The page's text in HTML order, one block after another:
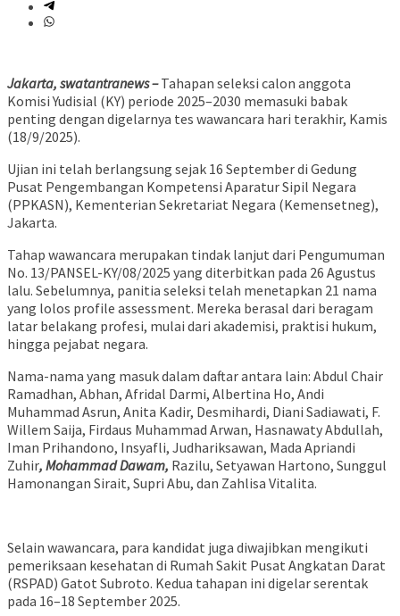
Jakarta, swatantranews – Tahapan seleksi calon anggota
Komisi Yudisial (KY) periode 2025–2030 memasuki babak
penting dengan digelarnya tes wawancara hari terakhir, Kamis
(18/9/2025).
Ujian ini telah berlangsung sejak 16 September di Gedung
Pusat Pengembangan Kompetensi Aparatur Sipil Negara
(PPKASN), Kementerian Sekretariat Negara (Kemensetneg),
Jakarta.
Tahap wawancara merupakan tindak lanjut dari Pengumuman
No. 13/PANSEL-KY/08/2025 yang diterbitkan pada 26 Agustus
lalu. Sebelumnya, panitia seleksi telah menetapkan 21 nama
yang lolos profile assessment. Mereka berasal dari beragam
latar belakang profesi, mulai dari akademisi, praktisi hukum,
hingga pejabat negara.
Nama-nama yang masuk dalam daftar antara lain: Abdul Chair
Ramadhan, Abhan, Afridal Darmi, Albertina Ho, Andi
Muhammad Asrun, Anita Kadir, Desmihardi, Diani Sadiawati, F.
Willem Saija, Firdaus Muhammad Arwan, Hasnawaty Abdullah,
Iman Prihandono, Insyafli, Judhariksawan, Mada Apriandi
Zuhir, Mohammad Dawam, Razilu, Setyawan Hartono, Sunggul
Hamonangan Sirait, Supri Abu, dan Zahlisa Vitalita.
Selain wawancara, para kandidat juga diwajibkan mengikuti
pemeriksaan kesehatan di Rumah Sakit Pusat Angkatan Darat
(RSPAD) Gatot Subroto. Kedua tahapan ini digelar serentak
pada 16–18 September 2025.